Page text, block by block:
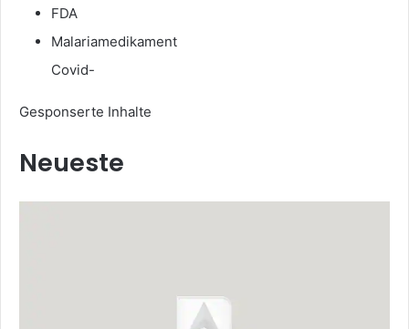
FDA
Malariamedikament
Covid-
Gesponserte Inhalte
Neueste